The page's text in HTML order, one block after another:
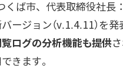
ば市、代表取締役社長
ージョン（v.1.4.11）を
覧ログの分析機能も提供
きます。